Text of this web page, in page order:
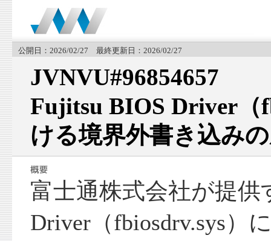
公開日：2026/02/27 最終更新日：2026/02/27
JVNVU#96854657
Fujitsu BIOS Driver（
ける境界外書き込み
富士通株式会社が提供
Driver（fbiosdrv.sys）